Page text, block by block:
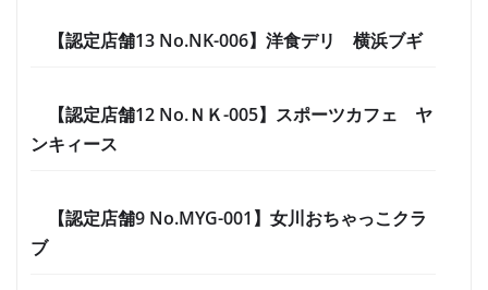
【認定店舗13 No.NK-006】洋食デリ 横浜ブギ
【認定店舗12 No.ＮＫ-005】スポーツカフェ ヤ
ンキィース
【認定店舗9 No.MYG-001】女川おちゃっこクラ
ブ